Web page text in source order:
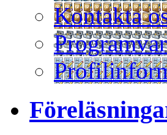
Kontakta